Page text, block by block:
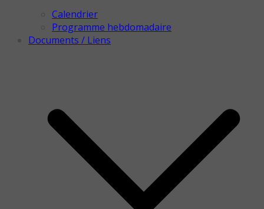
Calendrier
Programme hebdomadaire
Documents / Liens